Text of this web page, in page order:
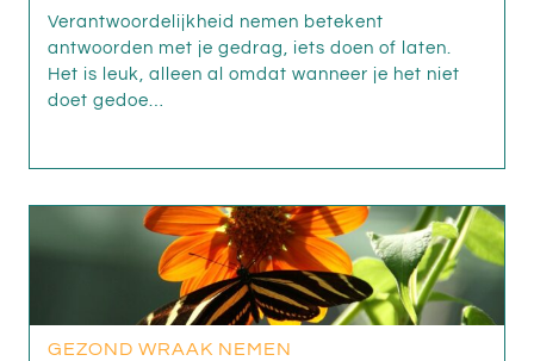
Verantwoordelijkheid nemen betekent
antwoorden met je gedrag, iets doen of laten.
Het is leuk, alleen al omdat wanneer je het niet
doet gedoe…
GEZOND WRAAK NEMEN